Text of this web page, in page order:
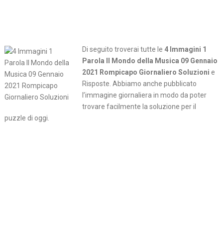
Di seguito troverai tutte le 4 Immagini 1
Parola Il Mondo della Musica 09 Gennaio
2021 Rompicapo Giornaliero Soluzioni e
Risposte. Abbiamo anche pubblicato
l’immagine giornaliera in modo da poter
trovare facilmente la soluzione per il
puzzle di oggi.